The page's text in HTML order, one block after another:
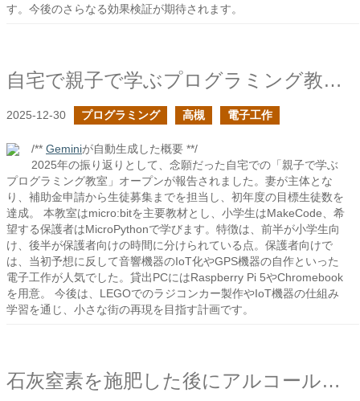
す。今後のさらなる効果検証が期待されます。
自宅で親子で学ぶプログラミング教室のオープンしました
2025-12-30 プログラミング 高槻 電子工作
/** Geminiが自動生成した概要 **/
2025年の振り返りとして、念願だった自宅での「親子で学ぶ
プログラミング教室」オープンが報告されました。妻が主体とな
り、補助金申請から生徒募集までを担当し、初年度の目標生徒数を
達成。 本教室はmicro:bitを主要教材とし、小学生はMakeCode、希
望する保護者はMicroPythonで学びます。特徴は、前半が小学生向
け、後半が保護者向けの時間に分けられている点。保護者向けで
は、当初予想に反して音響機器のIoT化やGPS機器の自作といった
電子工作が人気でした。貸出PCにはRaspberry Pi 5やChromebook
を用意。 今後は、LEGOでのラジコンカー製作やIoT機器の仕組み
学習を通じ、小さな街の再現を目指す計画です。
石灰窒素を施肥した後にアルコール飲料を摂取してはいけないのか？